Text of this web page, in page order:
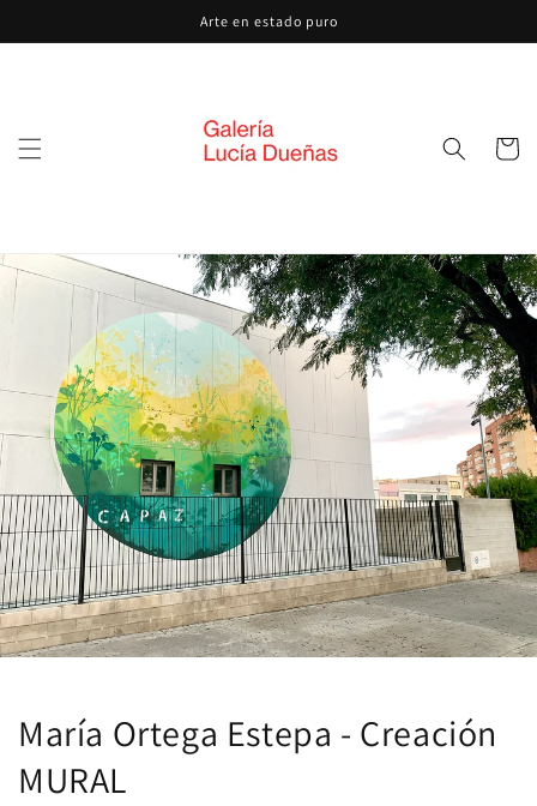
al contenido
Arte en estado puro
Carrito
María Ortega Estepa - Creación
MURAL